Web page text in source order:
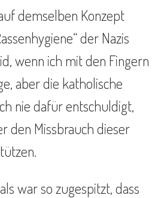
demselben Konzept
der Nazis
wenn ich mit den Fingern
aber die katholische
nie dafür entschuldigt,
den Missbrauch dieser
war so zugespitzt, dass